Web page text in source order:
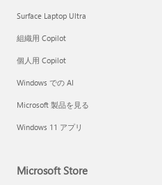
Surface Laptop Ultra
組織用 Copilot
個人用 Copilot
Windows での AI
Microsoft 製品を見る
Windows 11 アプリ
Microsoft Store